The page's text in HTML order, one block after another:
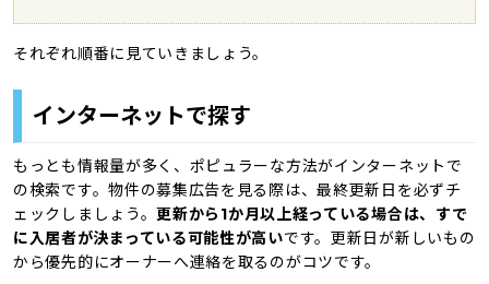
それぞれ順番に見ていきましょう。
インターネットで探す
もっとも情報量が多く、ポピュラーな方法がインターネットで
の検索です。物件の募集広告を見る際は、最終更新日を必ずチ
ェックしましょう。更新から1か月以上経っている場合は、すで
に入居者が決まっている可能性が高いです。更新日が新しいもの
から優先的にオーナーへ連絡を取るのがコツです。